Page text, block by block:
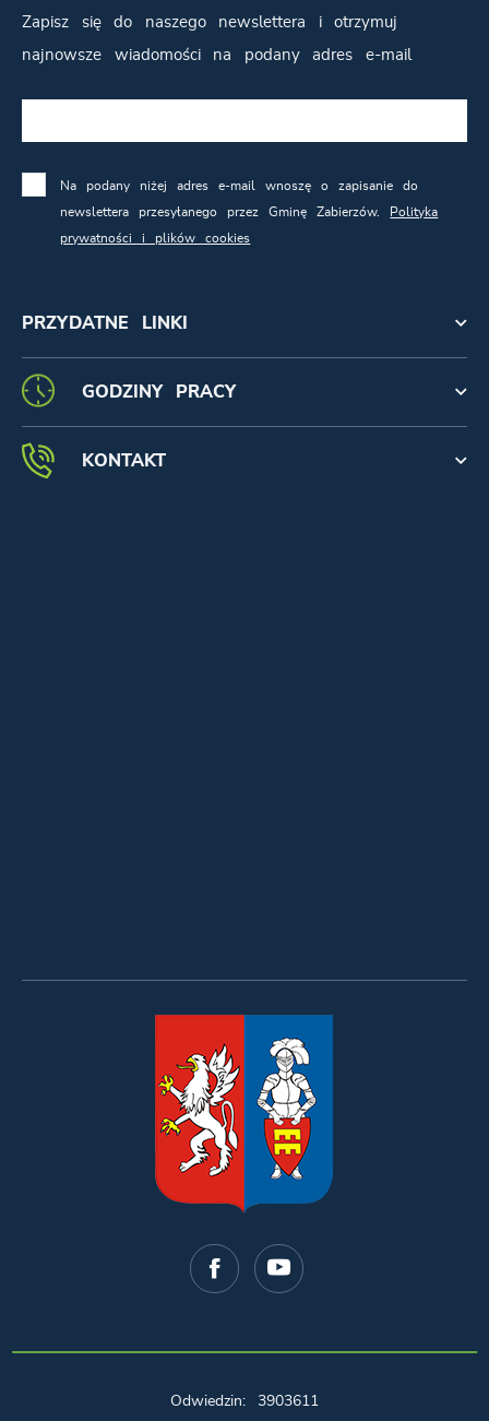
PRZYDATNE LINKI
Zapisz się do naszego newslettera i otrzymuj
najnowsze wiadomości na podany adres e-mail
Na podany niżej adres e-mail wnoszę o zapisanie do
newslettera przesyłanego przez Gminę Zabierzów.
Polityka
prywatności i plików cookies
GODZINY PRACY
KONTAKT
Odwiedzin: 3903611